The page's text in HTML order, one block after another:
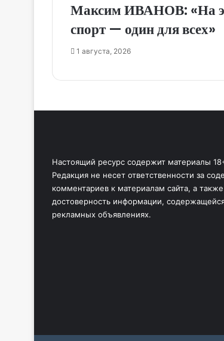
Максим ИВАНОВ: «На
спорт — один для всех»
1 августа, 2026
Настоящий ресурс содержит материалы
Редакция не несет ответственности за
комментариев к материалам сайта, а также
достоверность информации,
рекламных объявлениях.